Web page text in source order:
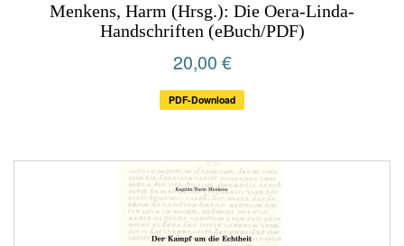
Menkens, Harm (Hrsg.): Die Oera-Linda-
Handschriften (eBuch/PDF)
20,00 €
PDF-Download